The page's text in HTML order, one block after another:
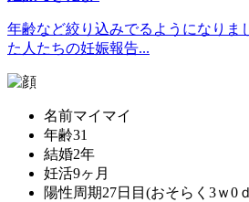
年齢など絞り込みでるようになりま
た人たちの妊娠報告...
名前マイマイ
年齢31
結婚2年
妊活9ヶ月
陽性周期27日目(おそらく3ｗ0ｄ